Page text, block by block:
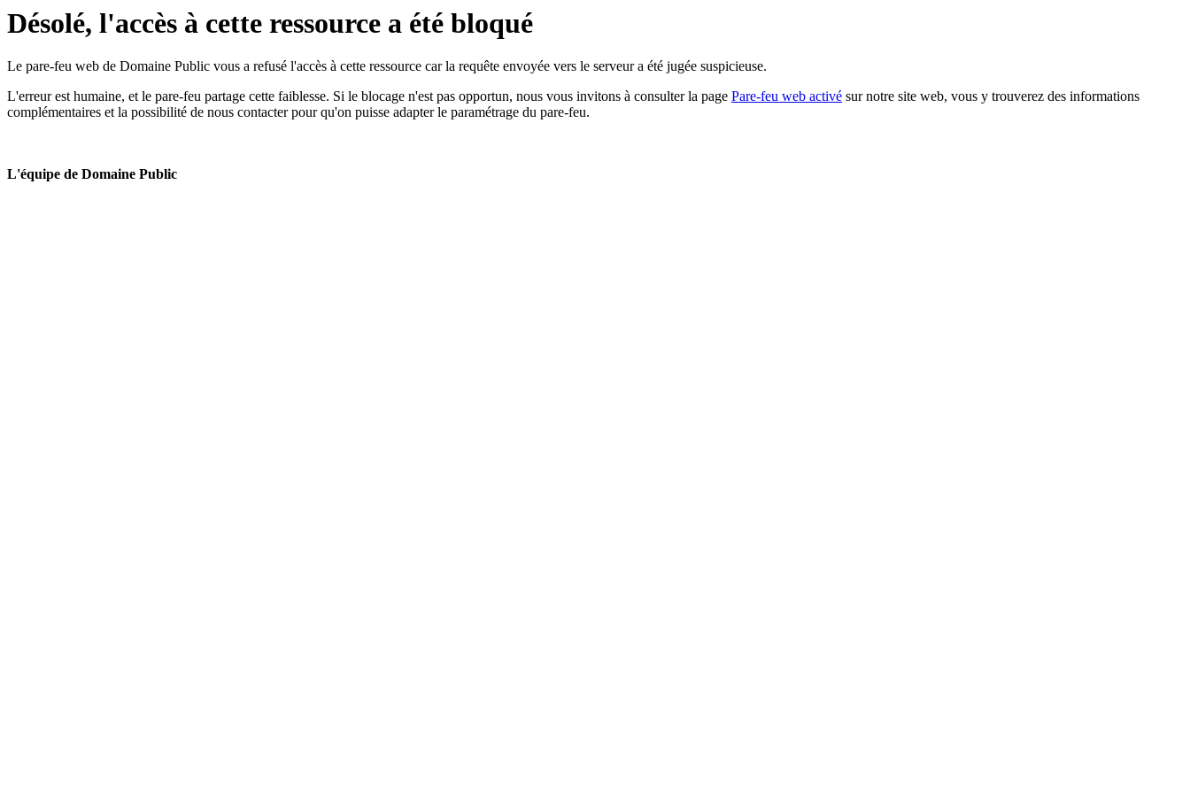
Désolé, l'accès à cette ressource a été bloqué
Le pare-feu web de Domaine Public vous a refusé l'accès à cette ressource car la requête envoyée vers le serveur a été jugée suspicieuse.
L'erreur est humaine, et le pare-feu partage cette faiblesse. Si le blocage n'est pas opportun, nous vous invitons à consulter la page Pare-feu web activé sur notre site web, vous y trouverez des informations
complémentaires et la possibilité de nous contacter pour qu'on puisse adapter le paramétrage du pare-feu.
L'équipe de Domaine Public